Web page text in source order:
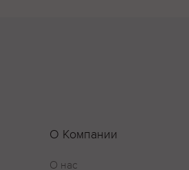
О Компании
О нас